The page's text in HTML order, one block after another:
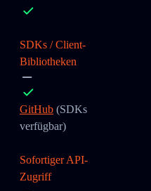
SDKs / Client-
Bibliotheken
GitHub (SDKs
verfügbar)
Sofortiger API-
Zugriff